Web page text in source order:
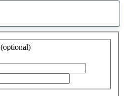
öneri
bulundu
(optional)